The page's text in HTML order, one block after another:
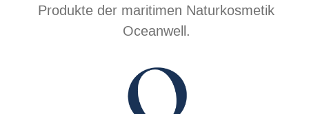
Produkte der maritimen Naturkosmetik
Oceanwell.